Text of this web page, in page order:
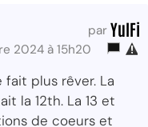
par YulFi
2024 à 15h20
plus rêver. La
la 12th. La 13 et
de coeurs et